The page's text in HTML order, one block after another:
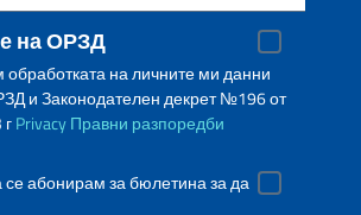
на ОРЗД
на личните ми данни
и Законодателен декрет №196 от
PrivacyПравни разпоредби
се абонирам за бюлетина за да